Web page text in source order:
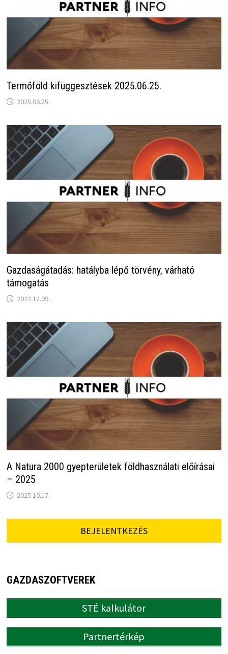
Termőföld kifüggesztések 2025.06.25.
2025.06.25.
Gazdaságátadás: hatályba lépő törvény, várható
támogatás
2022.12.09.
A Natura 2000 gyepterületek földhasználati előírásai
– 2025
2025.10.17.
BEJELENTKEZÉS
GAZDASZOFTVEREK
STÉ kalkulátor
Partnertérkép